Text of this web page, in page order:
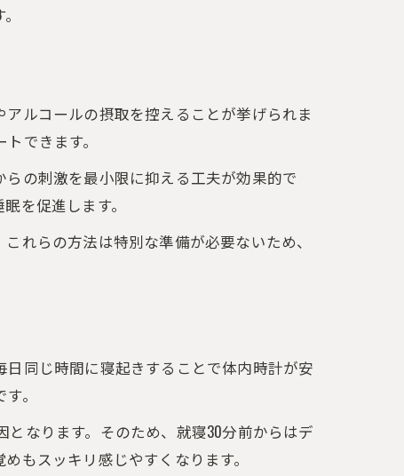
ルコールの摂取を控えることが挙げられま
できます。
の刺激を最小限に抑える工夫が効果的で
を促進します。
れらの方法は特別な準備が必要ないため、
同じ時間に寝起きすることで体内時計が安
。
なります。そのため、就寝30分前からはデ
もスッキリ感じやすくなります。